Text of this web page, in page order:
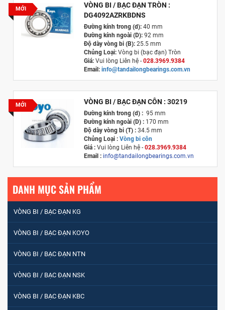
MỚI
VÒNG BI / BẠC ĐẠN TRÒN :
DG4092AZRKBDNS
Đường kính trong (d):40 mm
Đường kính ngoài (D):92 mm
Độ dày vòng bi (B):25.5 mm
Chủng Loại: Vòng bi (bạc đạn) Tròn
Giá:Vui lòng Liên hệ - 028.3969.9384
Email: info@tandailongbearings.com.vn
MỚI VÒNG BI / BẠC ĐẠN CÔN : 30219
Đường kính trong (d) :95 mm
Đường kính ngoài (D) :170 mm
Độ dày vòng bi (T) :34.5 mm
Chủng Loại : Vòng bi côn
Giá :Vui lòng Liên hệ - 028.3969.9384
Email : info@tandailongbearings.com.vn
DANH MỤC SẢN PHẨM
VÒNG BI / BẠC ĐẠN KG
VÒNG BI / BẠC ĐẠN KOYO
VÒNG BI / BẠC ĐẠN NTN
VÒNG BI / BẠC ĐẠN NSK
VÒNG BI / BẠC ĐẠN KBC